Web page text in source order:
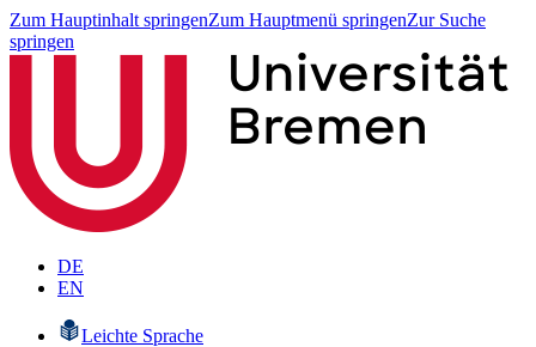
Zum Hauptinhalt springenZum Hauptmenü springenZur Suche
springen
DE
EN
Leichte Sprache